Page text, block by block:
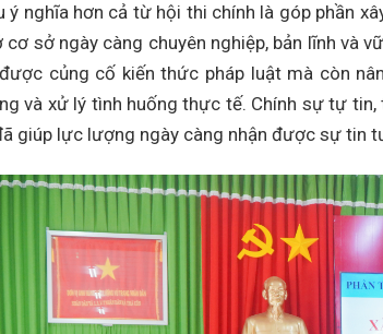
ý nghĩa hơn cả từ hội thi chính là góp phần
cơ sở ngày càng chuyên nghiệp, bản lĩnh và
củng cố kiến thức pháp luật mà còn
và xử lý tình huống thực tế. Chính sự tự
giúp lực lượng ngày càng nhận được sự tin